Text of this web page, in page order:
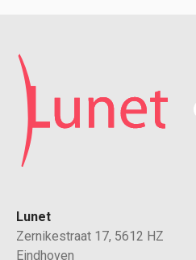
Lunet
Zernikestraat 17, 5612 HZ
Eindhoven